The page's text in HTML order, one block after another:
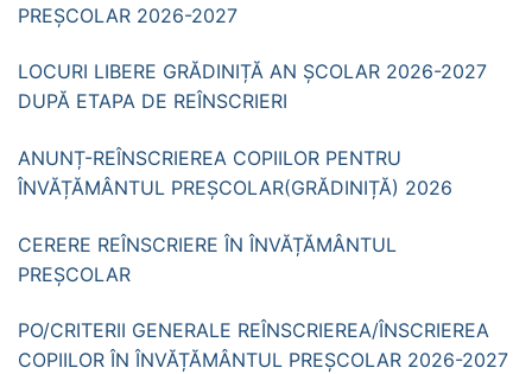
PREȘCOLAR 2026-2027
LOCURI LIBERE GRĂDINIȚĂ AN ȘCOLAR 2026-2027
DUPĂ ETAPA DE REÎNSCRIERI
ANUNȚ-REÎNSCRIEREA COPIILOR PENTRU
ÎNVĂȚĂMÂNTUL PREȘCOLAR(GRĂDINIȚĂ) 2026
CERERE REÎNSCRIERE ÎN ÎNVĂȚĂMÂNTUL
PREȘCOLAR
PO/CRITERII GENERALE REÎNSCRIEREA/ÎNSCRIEREA
COPIILOR ÎN ÎNVĂȚĂMÂNTUL PREȘCOLAR 2026-2027